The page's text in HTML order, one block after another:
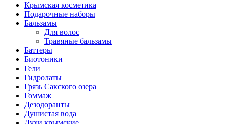
Крымская косметика
Подарочные наборы
Бальзамы
Для волос
Травяные бальзамы
Баттеры
Биотоники
Гели
Гидролаты
Грязь Сакского озера
Гоммаж
Дезодоранты
Душистая вода